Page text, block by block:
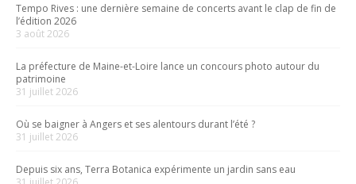
Tempo Rives : une dernière semaine de concerts avant le clap de fin de
l’édition 2026
3 août 2026
La préfecture de Maine-et-Loire lance un concours photo autour du
patrimoine
31 juillet 2026
Où se baigner à Angers et ses alentours durant l’été ?
31 juillet 2026
Depuis six ans, Terra Botanica expérimente un jardin sans eau